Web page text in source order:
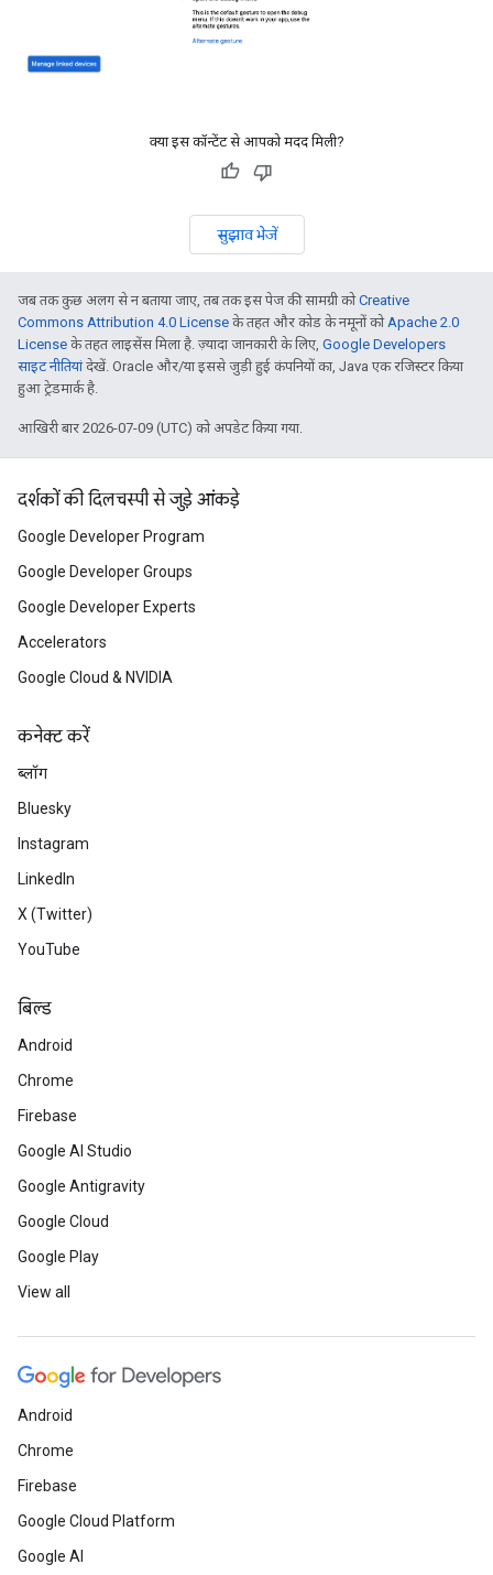
क्या इस कॉन्टेंट से आपको मदद मिली?
सुझाव भेजें
जब तक कुछ अलग से न बताया जाए, तब तक इस पेज की सामग्री कोCreative
Commons Attribution 4.0 License के तहत और कोड के नमूनों कोApache 2.0
License के तहत लाइसेंस मिला है. ज़्यादा जानकारी के लिए, Google Developers
साइट नीतियांदेखें. Oracle और/या इससे जुड़ी हुई कंपनियों का, Java एक रजिस्टर किया
हुआ ट्रेडमार्क है.
आखिरी बार 2026-07-09 (UTC) को अपडेट किया गया.
दर्शकों की दिलचस्पी से जुड़े आंकड़े
Google Developer Program
Google Developer Groups
Google Developer Experts
Accelerators
Google Cloud & NVIDIA
कनेक्ट करें
ब्लॉग
Bluesky
Instagram
LinkedIn
X (Twitter)
YouTube
बिल्ड
Android
Chrome
Firebase
Google AI Studio
Google Antigravity
Google Cloud
Google Play
View all
Android
Chrome
Firebase
Google Cloud Platform
Google AI